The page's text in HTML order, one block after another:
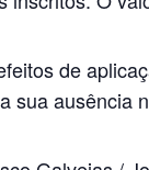
de
sua ausência